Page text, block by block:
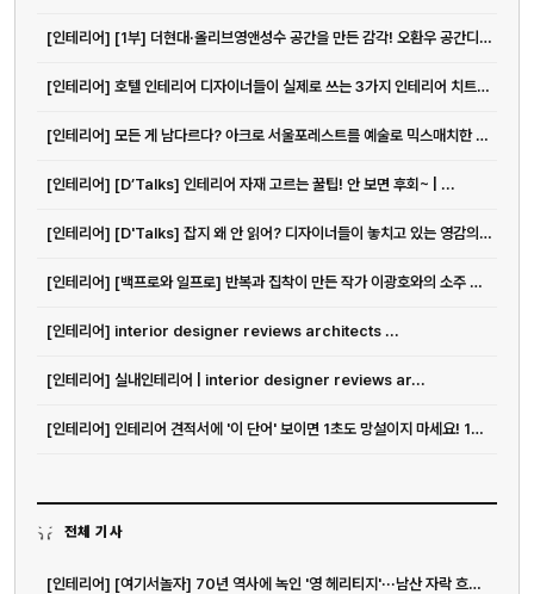
[인테리어] [1부] 더현대·올리브영앤성수 공간을 만든 감각! 오환우 공간디자이...
[인테리어] 호텔 인테리어 디자이너들이 실제로 쓰는 3가지 인테리어 치트키 | ...
[인테리어] 모든 게 남다르다? 아크로 서울포레스트를 예술로 믹스매치한 그루스튜...
[인테리어] [D’Talks] 인테리어 자재 고르는 꿀팁! 안 보면 후회~ | ...
[인테리어] [D'Talks] 잡지 왜 안 읽어? 디자이너들이 놓치고 있는 영감의 원천
[인테리어] [백프로와 일프로] 반복과 집착이 만든 작가 이광호와의 소주 한 잔
[인테리어] interior designer reviews architects ...
[인테리어] 실내인테리어 | interior designer reviews ar...
[인테리어] 인테리어 견적서에 '이 단어' 보이면 1초도 망설이지 마세요! 10...
전체 기사
[인테리어] [여기서놀자] 70년 역사에 녹인 '영 헤리티지'···남산 자락 흐르는 앰...